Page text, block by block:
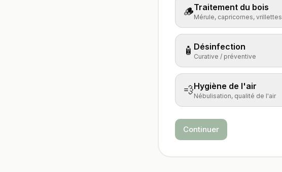
🪵Traitement du bois
Mérule, capricornes, vrillettes
🧴 Désinfection
Curative / préventive
💨Hygiène de l'air
Nébulisation, qualité de l'air
Continuer